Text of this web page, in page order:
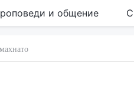
и общение